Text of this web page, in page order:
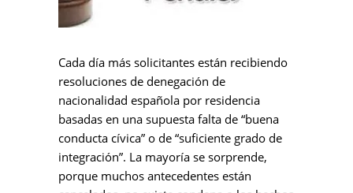
Cada día más solicitantes están recibiendo
resoluciones de denegación de
nacionalidad española por residencia
basadas en una supuesta falta de “buena
conducta cívica” o de “suficiente grado de
integración”. La mayoría se sorprende,
porque muchos antecedentes están